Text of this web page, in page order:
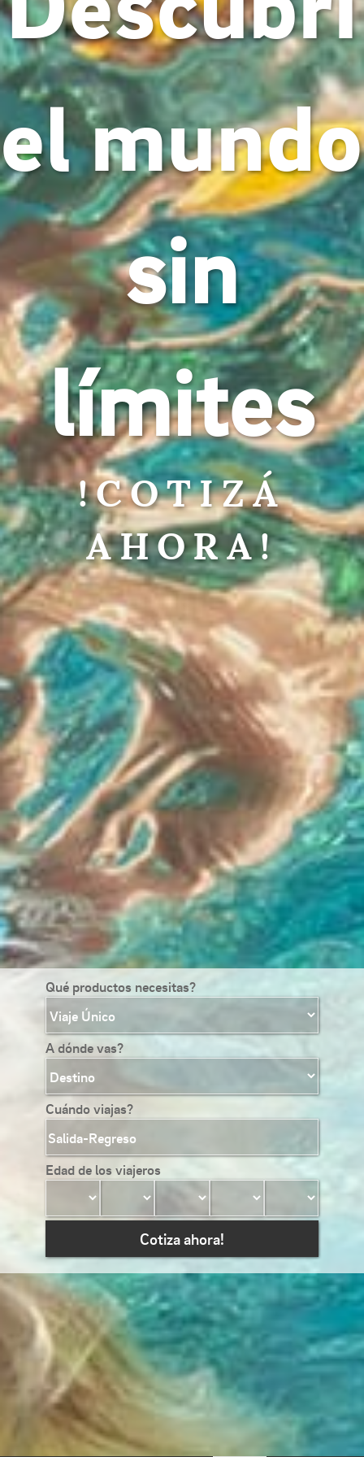
el mundo
sin
límites
!COTIZÁ
AHORA!
Qué productos necesitas?
A dónde vas?
Cuándo viajas?
Edad de los viajeros
Cotiza ahora!